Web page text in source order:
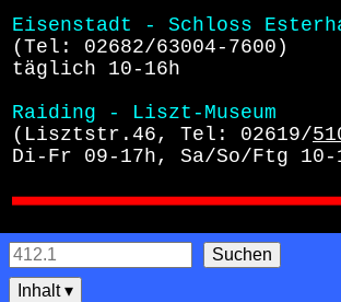
Eisenstadt - Schloss
(Tel: 02682/63004-7600)
täglich 10-16h
Raiding - Liszt-Museum
(Lisztstr.46, Tel: 02619/
Di-Fr 09-17h, Sa/So/Ftg 10-
Inhalt▾